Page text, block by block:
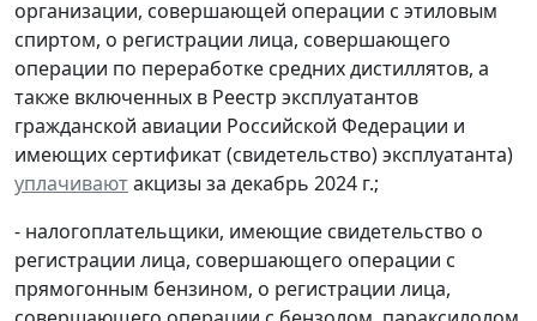
организации, совершающей операции с этиловым
спиртом, о регистрации лица, совершающего
операции по переработке средних дистиллятов, а
также включенных в Реестр эксплуатантов
гражданской авиации Российской Федерации и
имеющих сертификат (свидетельство) эксплуатанта)
уплачиваютакцизы за декабрь 2024 г.;
- налогоплательщики, имеющие свидетельство о
регистрации лица, совершающего операции с
прямогонным бензином, о регистрации лица,